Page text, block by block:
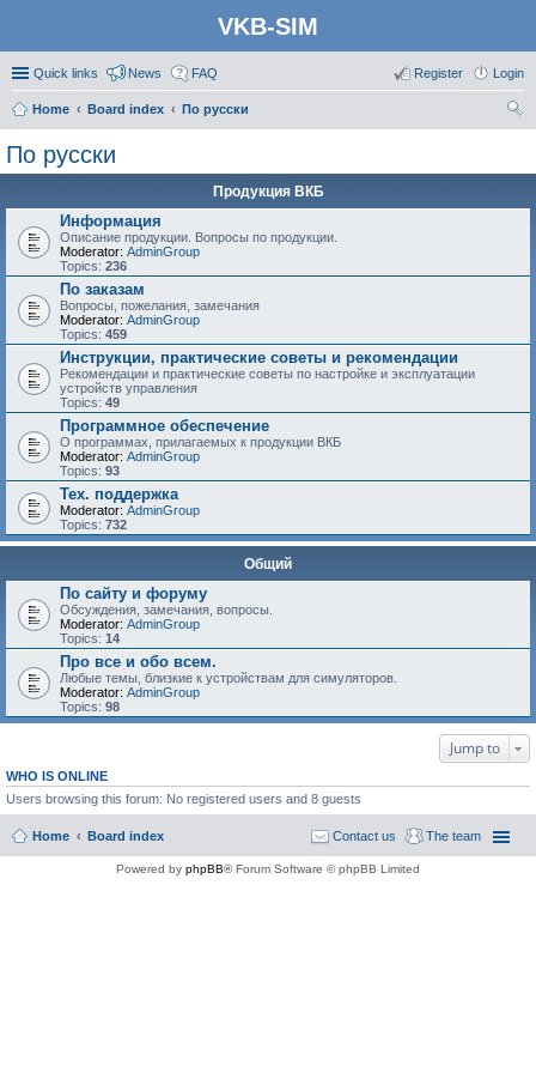
VKB-SIM
Quick links News FAQ Login
Register
Home Board index
По русски
По русски
Продукция ВКБ
Информация
Описание продукции. Вопросы по продукции.
Moderator: AdminGroup
Topics: 236
По заказам
Вопросы, пожелания, замечания
Moderator: AdminGroup
Topics: 459
Инструкции, практические советы и рекомендации
Рекомендации и практические советы по настройке и эксплуатации
устройств управления
Topics: 49
Программное обеспечение
О программах, прилагаемых к продукции ВКБ
Moderator: AdminGroup
Topics: 93
Тех. поддержка
Moderator: AdminGroup
Topics: 732
Общий
По сайту и форуму
Обсуждения, замечания, вопросы.
Moderator: AdminGroup
Topics: 14
Про все и обо всем.
Любые темы, близкие к устройствам для симуляторов.
Moderator: AdminGroup
Topics: 98
Jump to
WHO IS ONLINE
Users browsing this forum: No registered users and 8 guests
Home Board index The team
Contact us
Powered by phpBB® Forum Software © phpBB Limited